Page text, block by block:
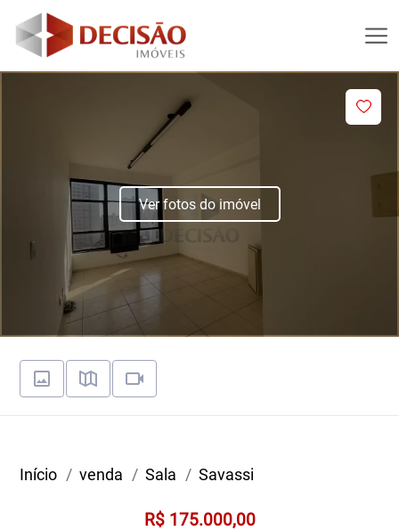
Ver fotos do imóvel
Início venda Sala Savassi
R$ 175.000,00